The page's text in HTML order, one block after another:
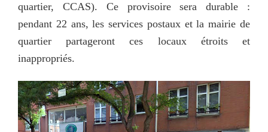
quartier, CCAS). Ce provisoire sera durable :
pendant 22 ans, les services postaux et la mairie de
quartier partageront ces locaux étroits et
inappropriés.